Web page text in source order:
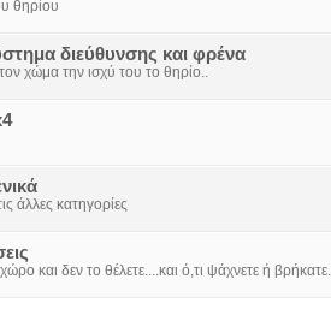
θηρίου
διεύθυνσης και φρένα
χώμα την ισχύ του το θηρίο..
άλλες κατηγορίες
και δεν το θέλετε....και ό,τι ψάχνετε ή